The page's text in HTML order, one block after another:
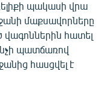
պակասի վրա
մաքսավորները
վագոններին հատել
պատճառով
հասցվել է